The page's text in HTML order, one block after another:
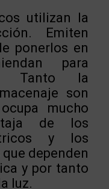
utilizan la
Emiten
ponerlos en
para
Tanto la
son
mucho
de los
y los
dependen
y por tanto
luz.